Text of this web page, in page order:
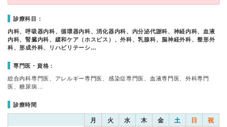
診療科目：
内科、呼吸器内科、循環器内科、消化器内科、内分泌代謝科、神経内科、血液
内科、腎臓内科、緩和ケア（ホスピス）、外科、乳腺科、脳神経外科、整形外
科、形成外科、リハビリテーシ…
専門医・資格：
総合内科専門医、アレルギー専門医、感染症専門医、血液専門医、外科専門
医、糖尿病…
診療時間
月 火 水 木 金 土 日 祝